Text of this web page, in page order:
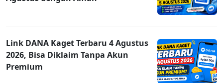
Link DANA Kaget Terbaru 4 Agustus
2026, Bisa Diklaim Tanpa Akun
Premium